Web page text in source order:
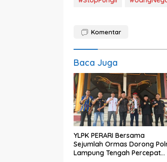
Komentar
Baca Juga
YLPK PERARI Bersama
Sejumlah Ormas Dorong
Lampung Tengah Percepat